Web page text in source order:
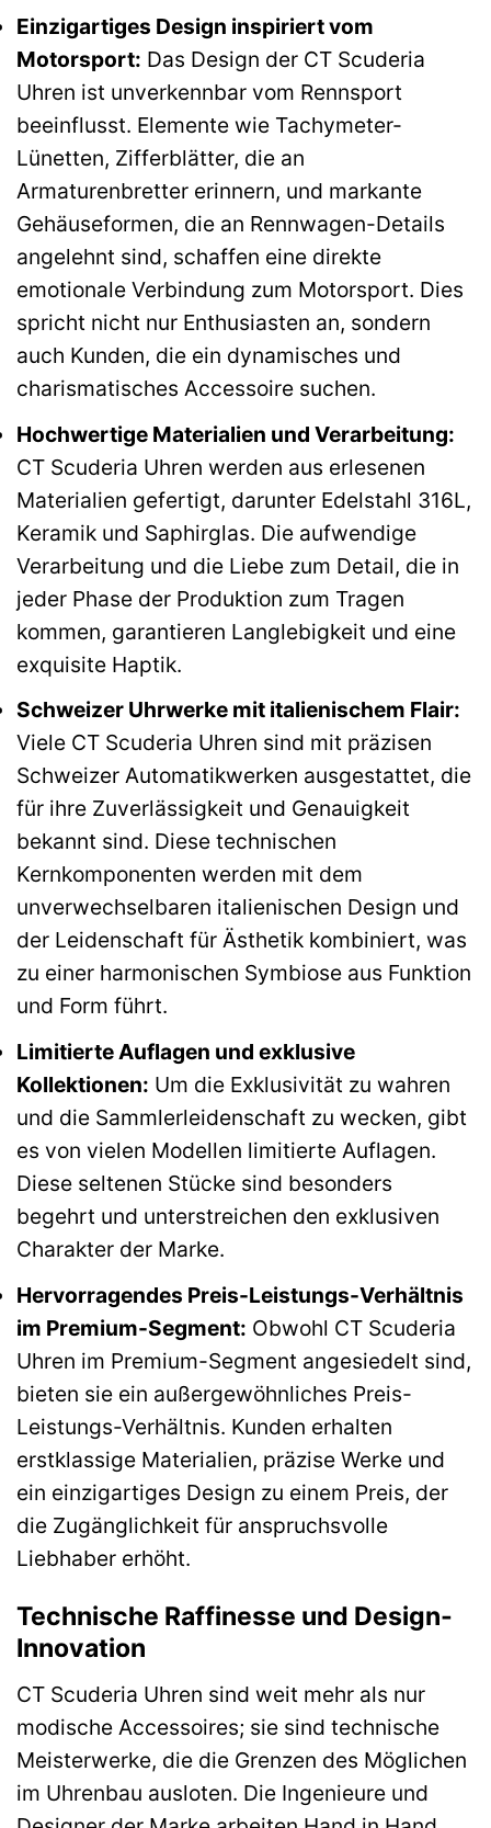
Einzigartiges Design inspiriert vom
Motorsport: Das Design der CT Scuderia
Uhren ist unverkennbar vom Rennsport
beeinflusst. Elemente wie Tachymeter-
Lünetten, Zifferblätter, die an
Armaturenbretter erinnern, und markante
Gehäuseformen, die an Rennwagen-Details
angelehnt sind, schaffen eine direkte
emotionale Verbindung zum Motorsport. Dies
spricht nicht nur Enthusiasten an, sondern
auch Kunden, die ein dynamisches und
charismatisches Accessoire suchen.
Hochwertige Materialien und Verarbeitung:
CT Scuderia Uhren werden aus erlesenen
Materialien gefertigt, darunter Edelstahl 316L,
Keramik und Saphirglas. Die aufwendige
Verarbeitung und die Liebe zum Detail, die in
jeder Phase der Produktion zum Tragen
kommen, garantieren Langlebigkeit und eine
exquisite Haptik.
Schweizer Uhrwerke mit italienischem Flair:
Viele CT Scuderia Uhren sind mit präzisen
Schweizer Automatikwerken ausgestattet, die
für ihre Zuverlässigkeit und Genauigkeit
bekannt sind. Diese technischen
Kernkomponenten werden mit dem
unverwechselbaren italienischen Design und
der Leidenschaft für Ästhetik kombiniert, was
zu einer harmonischen Symbiose aus Funktion
und Form führt.
Limitierte Auflagen und exklusive
Kollektionen: Um die Exklusivität zu wahren
und die Sammlerleidenschaft zu wecken, gibt
es von vielen Modellen limitierte Auflagen.
Diese seltenen Stücke sind besonders
begehrt und unterstreichen den exklusiven
Charakter der Marke.
Hervorragendes Preis-Leistungs-Verhältnis
im Premium-Segment: Obwohl CT Scuderia
Uhren im Premium-Segment angesiedelt sind,
bieten sie ein außergewöhnliches Preis-
Leistungs-Verhältnis. Kunden erhalten
erstklassige Materialien, präzise Werke und
ein einzigartiges Design zu einem Preis, der
die Zugänglichkeit für anspruchsvolle
Liebhaber erhöht.
Technische Raffinesse und Design-
Innovation
CT Scuderia Uhren sind weit mehr als nur
modische Accessoires; sie sind technische
Meisterwerke, die die Grenzen des Möglichen
im Uhrenbau ausloten. Die Ingenieure und